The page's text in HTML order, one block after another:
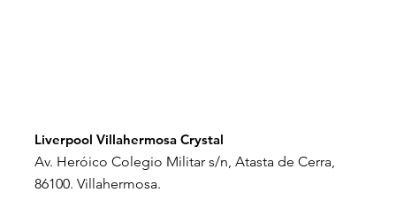
Liverpool Villahermosa Crystal
Av. Heróico Colegio Militar s/n, Atasta de Cerra,
86100. Villahermosa.